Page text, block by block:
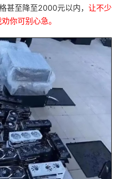
甚至降至2000元以内， 让不少
你可别心急。